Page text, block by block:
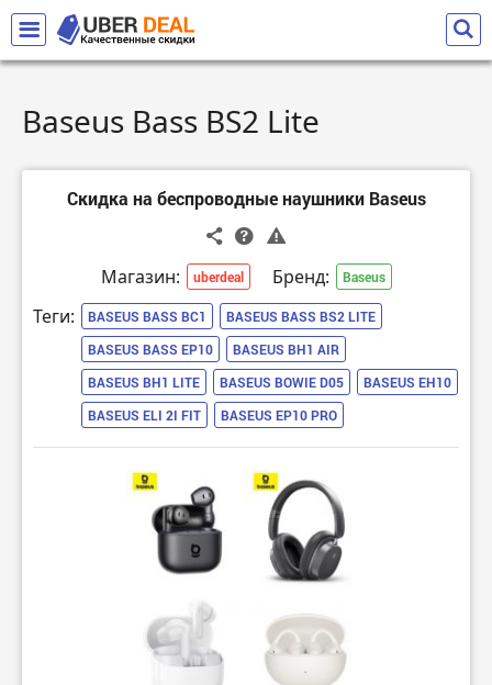
Baseus Bass BS2 Lite
Скидка на беспроводные наушники Baseus
Магазин: uberdeal Бренд: Baseus
Теги: BASEUS BASS BC1
BASEUS BASS BS2 LITE
BASEUS BASS EP10
BASEUS BH1 AIR
BASEUS BH1 LITE
BASEUS BOWIE D05
BASEUS EH10
BASEUS ELI 2I FIT
BASEUS EP10 PRO